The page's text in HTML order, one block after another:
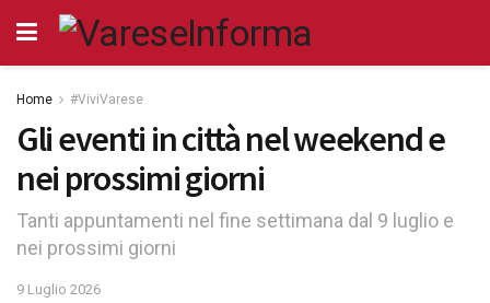
Home #ViviVarese
Gli eventi in città nel weekend e
nei prossimi giorni
Tanti appuntamenti nel fine settimana dal 9 luglio e
nei prossimi giorni
9 Luglio 2026